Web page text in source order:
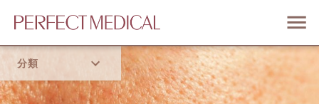
分類
首頁